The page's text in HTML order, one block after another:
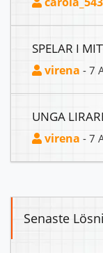
SPELAR I
virena - 7
UNGA
virena - 7
Senaste